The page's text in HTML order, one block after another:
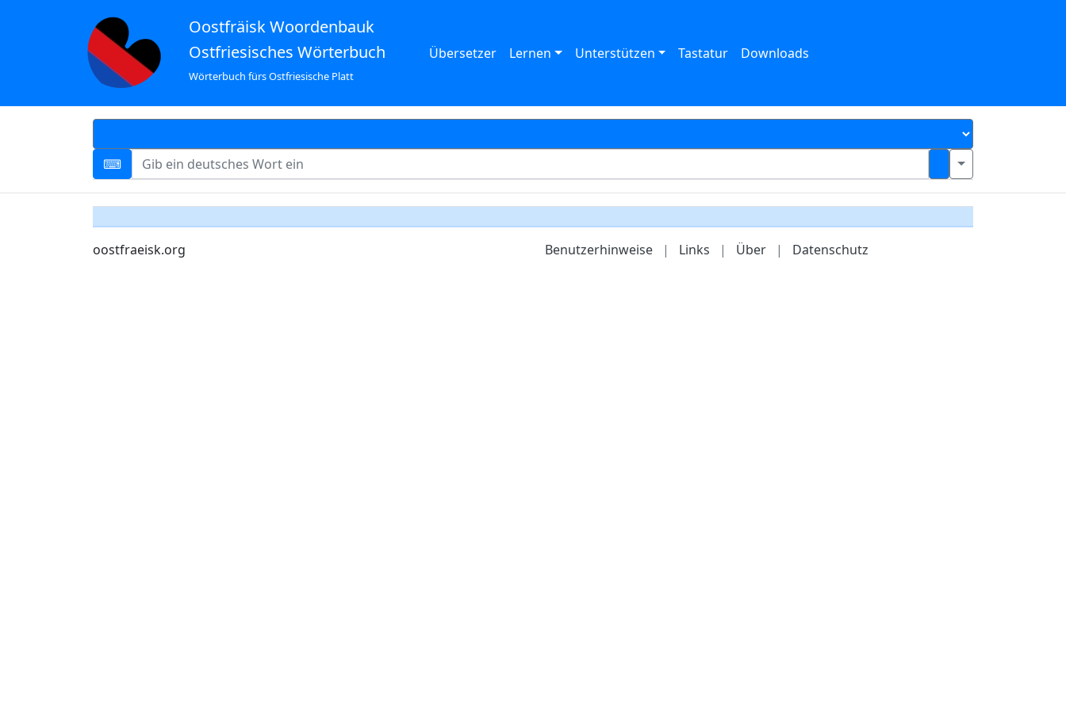
Oostfräisk Woordenbauk
Ostfriesisches Wörterbuch
Wörterbuch fürs Ostfriesische Platt
Übersetzer Lernen Unterstützen Tastatur Downloads
oostfraeisk.org Benutzerhinweise | Links | Über | Datenschutz